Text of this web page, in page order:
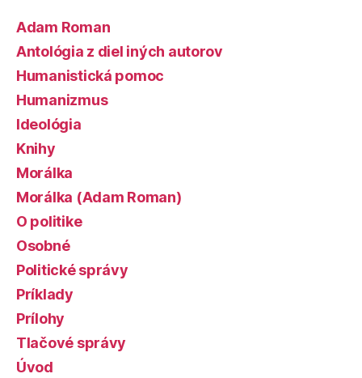
Adam Roman
Antológia z diel iných autorov
Humanistická pomoc
Humanizmus
Ideológia
Knihy
Morálka
Morálka (Adam Roman)
O politike
Osobné
Politické správy
Príklady
Prílohy
Tlačové správy
Úvod